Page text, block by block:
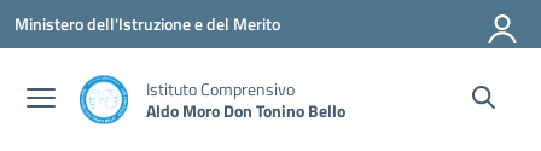
Vai ai contenuti
Vai al menu di navigazione
Vai al footer
Ministero dell'Istruzione e del Merito
Istituto Comprensivo
Aldo Moro Don Tonino Bello